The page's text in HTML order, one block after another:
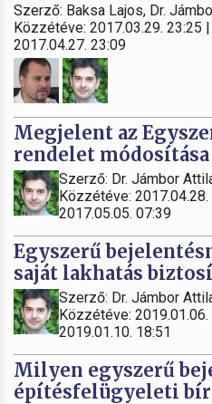
Szerző: Baksa Lajos, Dr.
Közzétéve: 2017.03.29. 23:25
2017.04.27. 23:09
Megjelent az
rendelet módosítása
Szerző: Dr. Jámbor
Közzétéve:
2017.05.05. 07:39
Egyszerű
saját lakhatás
Szerző: Dr. Jámbor
Közzétéve:
2019.01.10. 18:51
Milyen egyszerű
építésfelügyeleti